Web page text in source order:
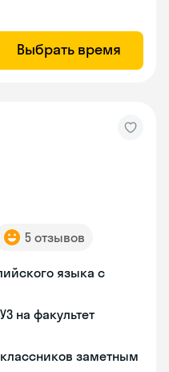
Выбрать время
5 отзывов
языка с
на факультет
заметным